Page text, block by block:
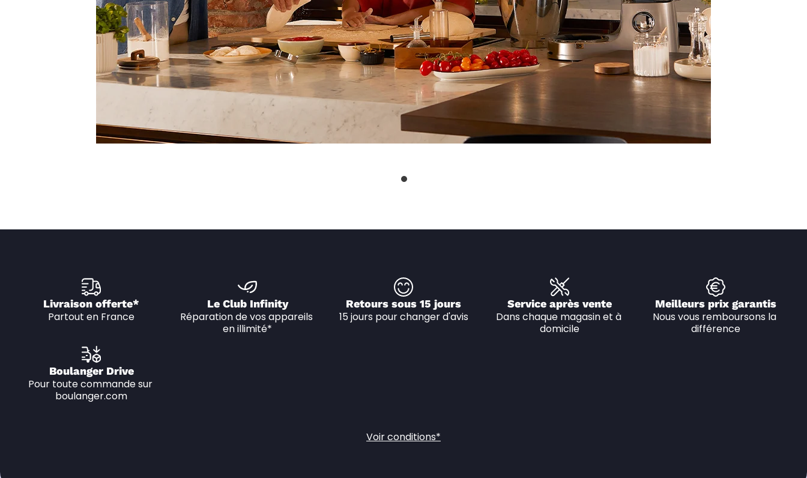
Livraison offerte*
Partout en France
Le Club Infinity
Réparation de vos appareils
en illimité*
Retours sous 15 jours
15 jours pour changer d'avis
Service après vente
Dans chaque magasin et à
domicile
Meilleurs prix garantis
Nous vous remboursons la
différence
Boulanger Drive
Pour toute commande sur
boulanger.com
Voir conditions*